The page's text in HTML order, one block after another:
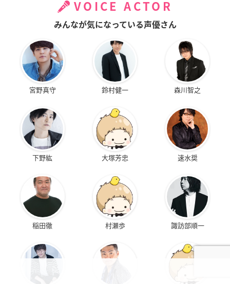
VOICE ACTOR
みんなが気になっている声優さん
宮野真守 鈴村健一 森川智之
下野紘 大塚芳忠 速水奨
稲田徹 村瀬歩 諏訪部順一